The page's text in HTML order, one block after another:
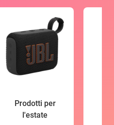
Prodotti per
l'estate